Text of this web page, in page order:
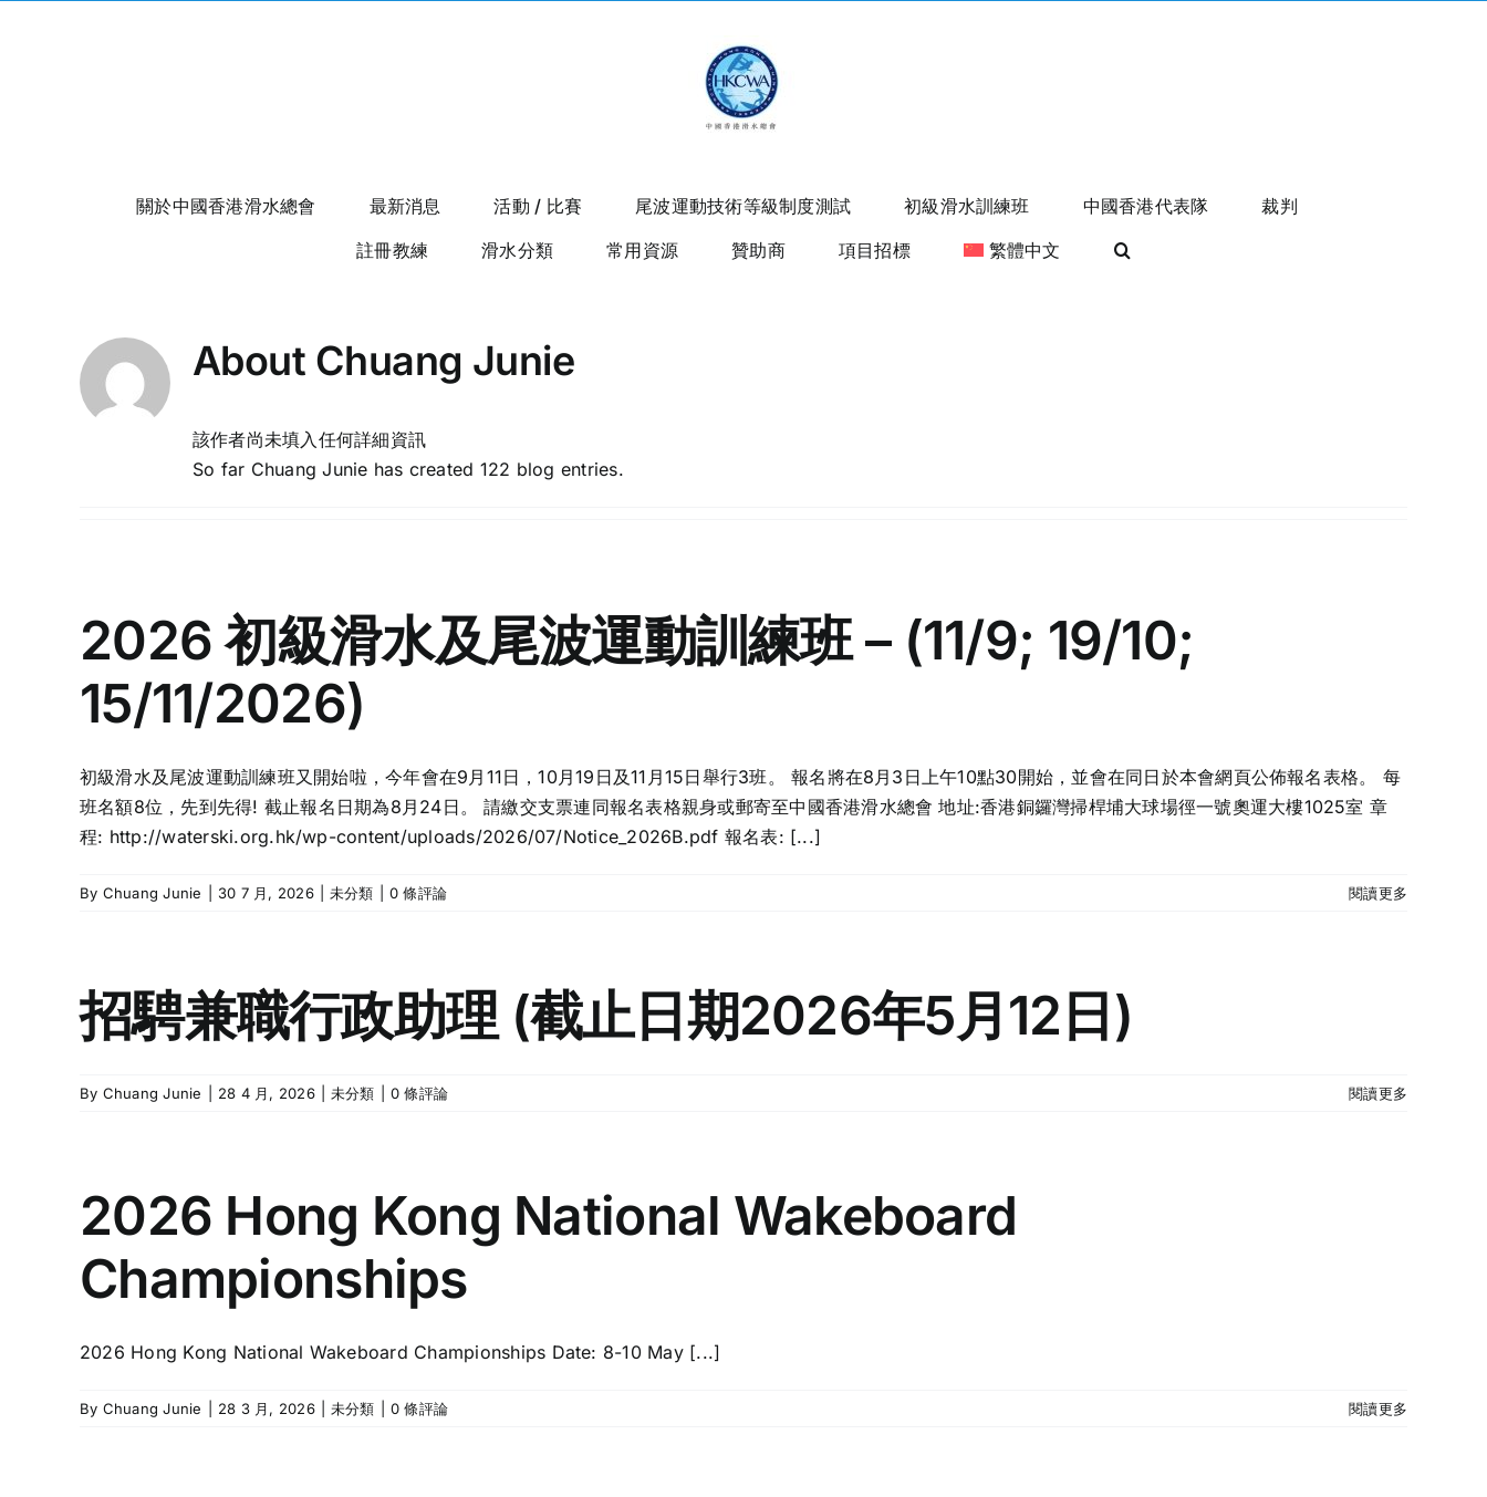
關於中國香港滑水總會 最新消息 活動 / 比賽 尾波運動技術等級制度測試 初級滑水訓練班 中國香港代表隊
裁判
註冊教練
滑水分類 常用資源 贊助商 項目招標 繁體中文
About Chuang Junie
該作者尚未填入任何詳細資訊
So far Chuang Junie has created 122 blog entries.
2026 初級滑水及尾波運動訓練班 – (11/9; 19/10;
15/11/2026)
初級滑水及尾波運動訓練班又開始啦，今年會在9月11日，10月19日及11月15日舉行3班。 報名將在8月3日上午10點30開始，並會在同日於本會網頁公佈報名表格。 每
班名額8位，先到先得! 截止報名日期為8月24日。 請繳交支票連同報名表格親身或郵寄至中國香港滑水總會 地址:香港銅鑼灣掃桿埔大球場徑一號奧運大樓1025室 章
程: http://waterski.org.hk/wp-content/uploads/2026/07/Notice_2026B.pdf 報名表: [...]
By Chuang Junie 30 7 月, 2026 未分類 0 條評論 閱讀更多
招騁兼職行政助理 (截止日期2026年5月12日)
By Chuang Junie 28 4 月, 2026 未分類 0 條評論 閱讀更多
2026 Hong Kong National Wakeboard
Championships
2026 Hong Kong National Wakeboard Championships Date: 8-10 May [...]
By Chuang Junie 28 3 月, 2026 未分類 0 條評論 閱讀更多